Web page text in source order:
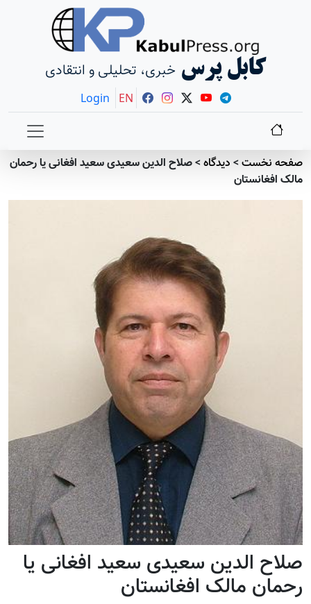
کابل پرس خبری، تحلیلی و انتقادی
Login EN
صفحه نخست> دیدگاه>صلاح الدین سعیدی سعید افغانی یا رحمان
مالک افغانستان
صلاح الدین سعیدی سعید افغانی یا
رحمان مالک افغانستان